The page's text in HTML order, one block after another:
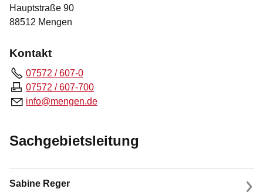
Hauptstraße 90
88512 Mengen
Kontakt
07572 / 607-0
07572 / 607-700
nf
m ng n d
Sachgebietsleitung
Sabine Reger